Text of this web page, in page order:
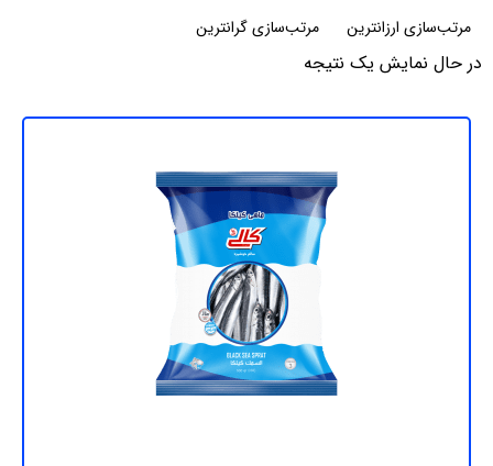
در حال نمایش یک نتیجه
مرتب‌سازی ارزانترین
مرتب‌سازی گرانترین